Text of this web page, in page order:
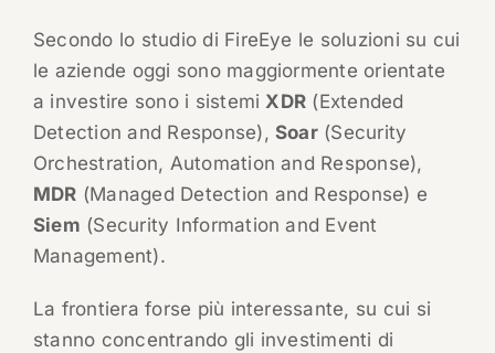
Secondo lo studio di FireEye le soluzioni su cui
le aziende oggi sono maggiormente orientate
a investire sono i sistemiXDR (Extended
Detection and Response), Soar(Security
Orchestration, Automation and Response),
MDR (Managed Detection and Response) e
Siem (Security Information and Event
Management).
La frontiera forse più interessante, su cui si
stanno concentrando gli investimenti di